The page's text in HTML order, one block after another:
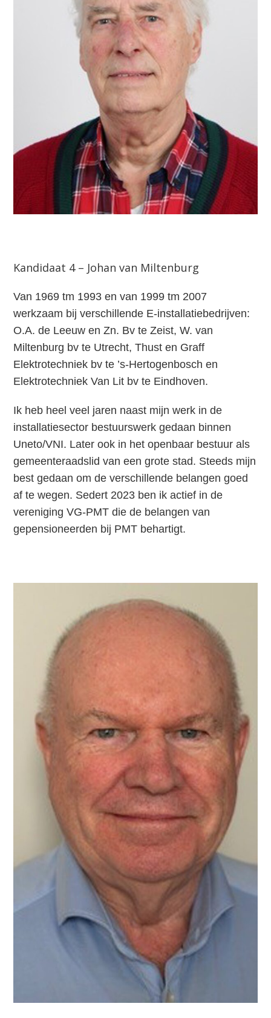
Kandidaat 4 – Johan van Miltenburg
Van 1969 tm 1993 en van 1999 tm 2007
werkzaam bij verschillende E-installatiebedrijven:
O.A. de Leeuw en Zn. Bv te Zeist, W. van
Miltenburg bv te Utrecht, Thust en Graff
Elektrotechniek bv te ’s-Hertogenbosch en
Elektrotechniek Van Lit bv te Eindhoven.
Ik heb heel veel jaren naast mijn werk in de
installatiesector bestuurswerk gedaan binnen
Uneto/VNI. Later ook in het openbaar bestuur als
gemeenteraadslid van een grote stad. Steeds mijn
best gedaan om de verschillende belangen goed
af te wegen. Sedert 2023 ben ik actief in de
vereniging VG-PMT die de belangen van
gepensioneerden bij PMT behartigt.